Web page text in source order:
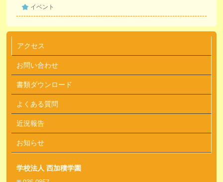
イベント
アクセス
お問い合わせ
書類ダウンロード
よくある質問
近況報告
お知らせ
学校法人 西加積学園